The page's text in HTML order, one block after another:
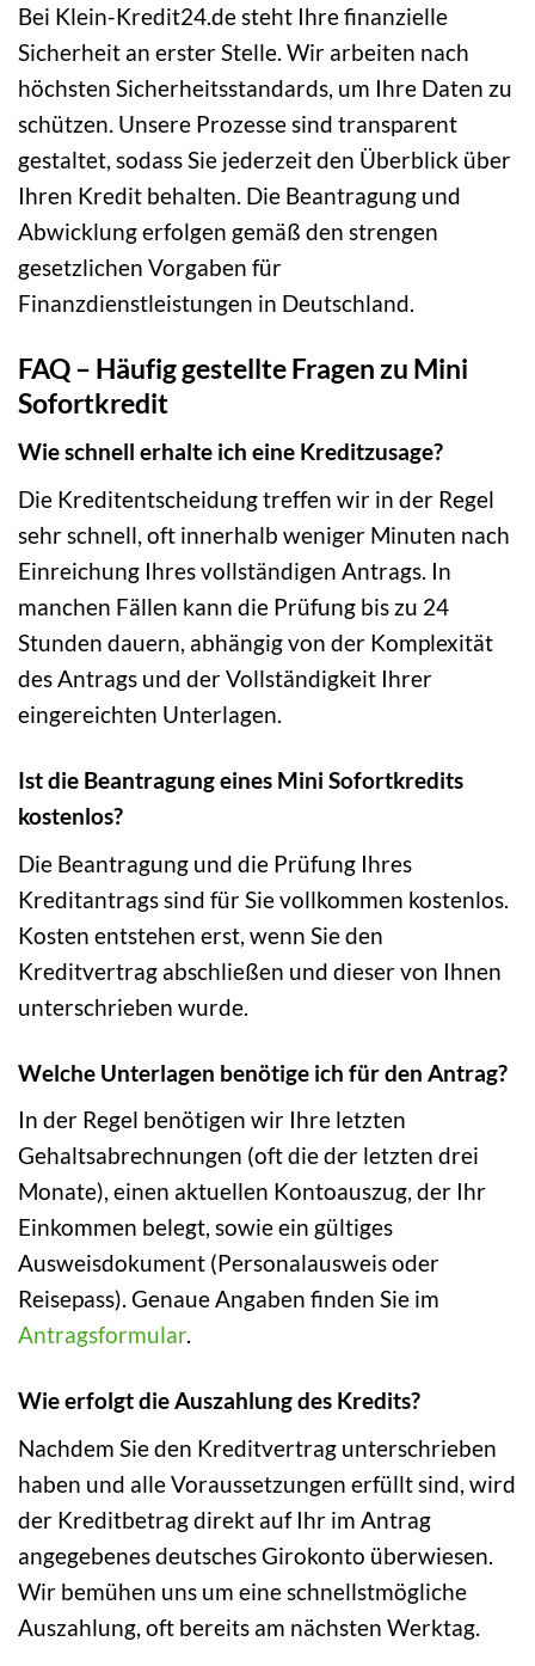
Bei Klein-Kredit24.de steht Ihre finanzielle
Sicherheit an erster Stelle. Wir arbeiten nach
höchsten Sicherheitsstandards, um Ihre Daten zu
schützen. Unsere Prozesse sind transparent
gestaltet, sodass Sie jederzeit den Überblick über
Ihren Kredit behalten. Die Beantragung und
Abwicklung erfolgen gemäß den strengen
gesetzlichen Vorgaben für
Finanzdienstleistungen in Deutschland.
FAQ – Häufig gestellte Fragen zu Mini
Sofortkredit
Wie schnell erhalte ich eine Kreditzusage?
Die Kreditentscheidung treffen wir in der Regel
sehr schnell, oft innerhalb weniger Minuten nach
Einreichung Ihres vollständigen Antrags. In
manchen Fällen kann die Prüfung bis zu 24
Stunden dauern, abhängig von der Komplexität
des Antrags und der Vollständigkeit Ihrer
eingereichten Unterlagen.
Ist die Beantragung eines Mini Sofortkredits
kostenlos?
Die Beantragung und die Prüfung Ihres
Kreditantrags sind für Sie vollkommen kostenlos.
Kosten entstehen erst, wenn Sie den
Kreditvertrag abschließen und dieser von Ihnen
unterschrieben wurde.
Welche Unterlagen benötige ich für den Antrag?
In der Regel benötigen wir Ihre letzten
Gehaltsabrechnungen (oft die der letzten drei
Monate), einen aktuellen Kontoauszug, der Ihr
Einkommen belegt, sowie ein gültiges
Ausweisdokument (Personalausweis oder
Reisepass). Genaue Angaben finden Sie im
Antragsformular.
Wie erfolgt die Auszahlung des Kredits?
Nachdem Sie den Kreditvertrag unterschrieben
haben und alle Voraussetzungen erfüllt sind, wird
der Kreditbetrag direkt auf Ihr im Antrag
angegebenes deutsches Girokonto überwiesen.
Wir bemühen uns um eine schnellstmögliche
Auszahlung, oft bereits am nächsten Werktag.